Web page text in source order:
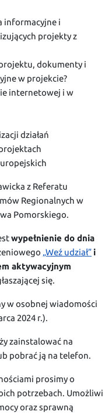
informacyjne i
projekty z
dokumenty i
w projekcie?
internetowej i w
działań
z Referatu
Regionalnych w
Pomorskiego.
wypełnienie do dnia
„Weź udział” i
aktywacyjnym
się.
w osobnej wiadomości
2024 r.).
zainstalować na
pobrać ją na telefon.
prosimy o
potrzebach. Umożliwi
oraz sprawną